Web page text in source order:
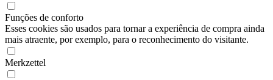
Funções de conforto
Esses cookies são usados para tornar a experiência de compra ainda
mais atraente, por exemplo, para o reconhecimento do visitante.
Merkzettel